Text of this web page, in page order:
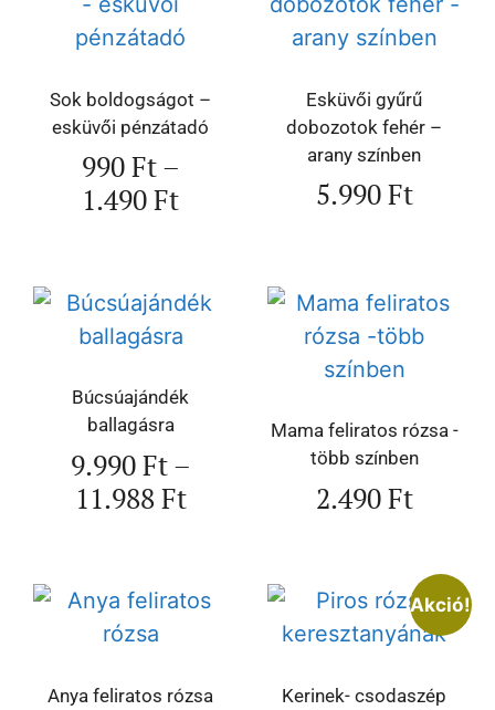
Sok boldogságot –
esküvői pénzátadó
990Ft–
1.490Ft
Esküvői gyűrű
dobozotok fehér –
arany színben
5.990Ft
Búcsúajándék
ballagásra
9.990Ft–
11.988 Ft
Mama feliratos rózsa -
több színben
2.490Ft
Anya feliratos rózsa
Akció!
Kerinek- csodaszép